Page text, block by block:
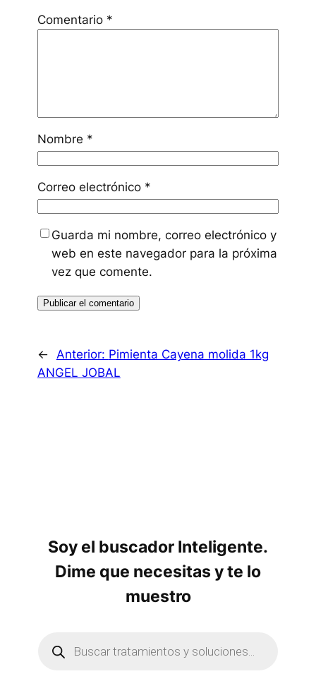
Comentario *
Nombre *
Correo electrónico *
Guarda mi nombre, correo electrónico y
web en este navegador para la próxima
vez que comente.
← Anterior: Pimienta Cayena molida 1kg
ANGEL JOBAL
Soy el buscador Inteligente.
Dime que necesitas y te lo
muestro